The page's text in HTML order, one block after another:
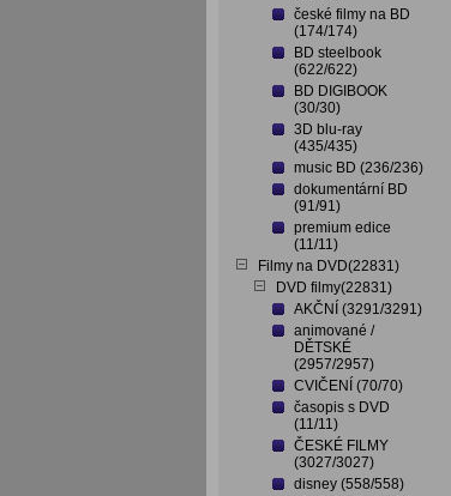
české filmy na BD
(174/174)
BD steelbook
(622/622)
BD DIGIBOOK
(30/30)
3D blu-ray
(435/435)
music BD (236/236)
dokumentární BD
(91/91)
premium edice
(11/11)
Filmy na DVD(22831)
DVD filmy(22831)
AKČNÍ (3291/3291)
animované /
DĚTSKÉ
(2957/2957)
CVIČENÍ (70/70)
časopis s DVD
(11/11)
ČESKÉ FILMY
(3027/3027)
disney (558/558)